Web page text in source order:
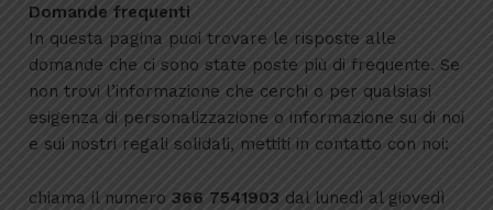
Testimonianze
Chi siamo
Domande frequenti
In questa pagina puoi trovare le risposte alle
domande che ci sono state poste più di frequente. Se
non trovi l’informazione che cerchi o per qualsiasi
esigenza di personalizzazione o informazione su di noi
e sui nostri regali solidali, mettiti in contatto con noi:
chiama il numero 366 7541903 dal lunedì al giovedì